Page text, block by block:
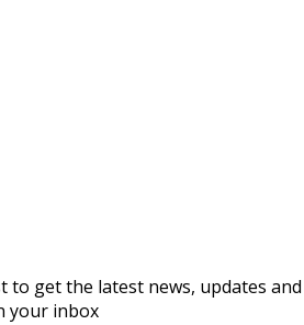
to get the latest news, updates and
your inbox